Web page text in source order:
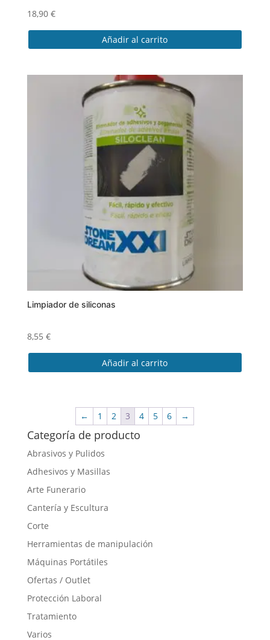
18,90 €
Añadir al carrito
Limpiador de siliconas
8,55 €
Añadir al carrito
← 1 2 3 4 5 6 →
Categoría de producto
Abrasivos y Pulidos
Adhesivos y Masillas
Arte Funerario
Cantería y Escultura
Corte
Herramientas de manipulación
Máquinas Portátiles
Ofertas / Outlet
Protección Laboral
Tratamiento
Varios